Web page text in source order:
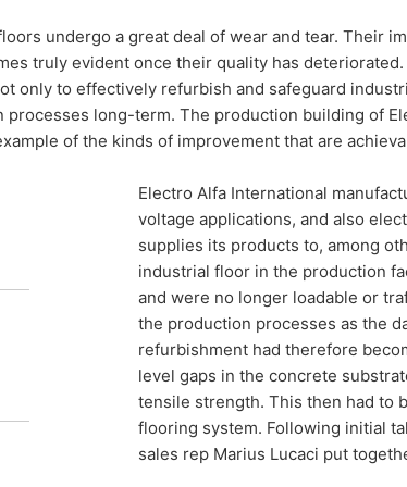
a solid basis
Industrial flooring can not only be
maintained with suitable product
optimization of production processes.
undergo a great deal of wear and tear. Their
truly evident once their quality has
only to effectively refurbish and safeguard
processes long-term. The production building of
of the kinds of improvement that are
Electro Alfa International
voltage applications, and also
supplies its products to, among
industrial floor in the production
and were no longer loadable or
the production processes as the
refurbishment had therefore
level gaps in the concrete
tensile strength. This then had to
flooring system. Following initial
sales rep Marius Lucaci put
alebo tretej osobe, v bežnom, strojovo čitateľnom
podobe. Keď požadujete priamy
o ochrane údajov máte kedykoľvek právo
- Základného nariadenia o ochrane údajov